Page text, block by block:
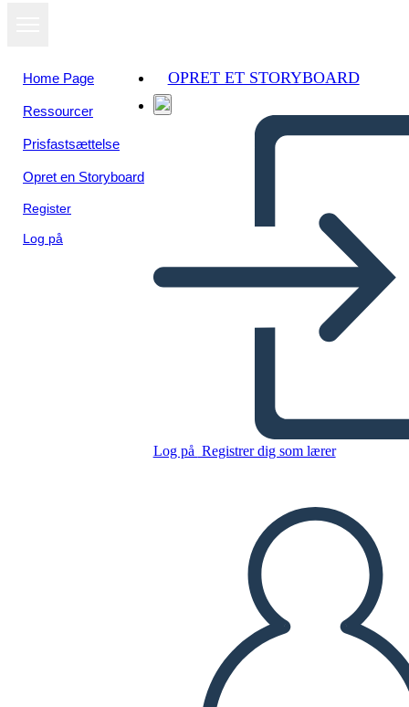
Home Page
Ressourcer
Prisfastsættelse
Opret en Storyboard
Register
Log på
OPRET ET STORYBOARD
Log på Registrer dig som lærer
Cronologia della storia
canadese 1784-1896
Kopier dette storyboard
LAVE ET STORYBOARD
AFSPIL DIASSHOW
LÆS FOR MIG